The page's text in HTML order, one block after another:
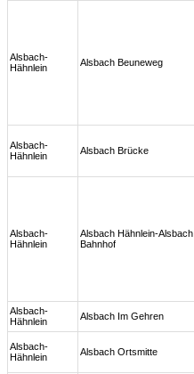
Alsbach-
Hähnlein
Alsbach Beuneweg
Alsbach-
Hähnlein
Alsbach Brücke
Alsbach-
Hähnlein
Alsbach Hähnlein-Alsbach
Bahnhof
Alsbach-
Hähnlein
Alsbach Im Gehren
Alsbach-
Hähnlein
Alsbach Ortsmitte